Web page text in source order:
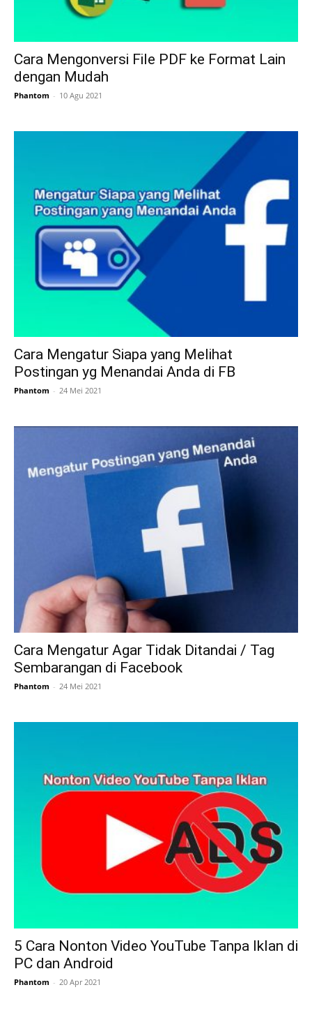
Cara Mengonversi File PDF ke Format Lain
dengan Mudah
Phantom - 10 Agu 2021
Cara Mengatur Siapa yang Melihat
Postingan yg Menandai Anda di FB
Phantom - 24 Mei 2021
Cara Mengatur Agar Tidak Ditandai / Tag
Sembarangan di Facebook
Phantom - 24 Mei 2021
5 Cara Nonton Video YouTube Tanpa Iklan di
PC dan Android
Phantom - 20 Apr 2021